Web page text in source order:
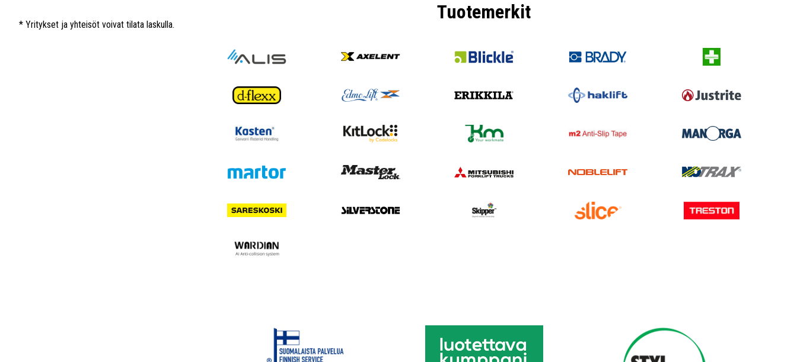
* Yritykset ja yhteisöt voivat tilata laskulla.
Tuotemerkit